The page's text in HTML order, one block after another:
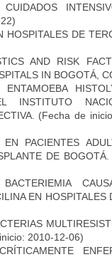
HOSPITALES DE
AND RISK
IN BOGOTÁ,
INSTITUTO
(Fecha de
PACIENTES
DE BOGOTÁ.
EN HOSPITALES
2010-12-06)